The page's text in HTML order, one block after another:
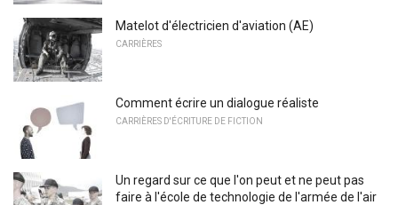
Matelot d'électricien d'aviation (AE)
CARRIÈRES
Comment écrire un dialogue réaliste
CARRIÈRES D'ÉCRITURE DE FICTION
Un regard sur ce que l'on peut et ne peut pas
faire à l'école de technologie de l'armée de l'air